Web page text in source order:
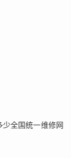
全国统一维修网